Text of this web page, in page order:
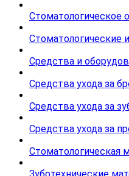
Стоматологическое
Стоматологические
Средства и
Средства ухода за
Средства ухода за
Средства ухода за
Стоматологическая
Зуботехнические